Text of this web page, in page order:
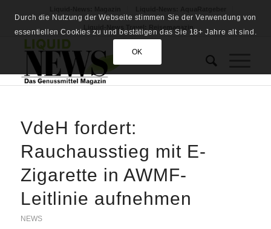
VdeH fordert:
Rauchausstieg mit E-
Zigarette in AWMF-
Leitlinie aufnehmen
NEWS
Durch die Nutzung der Webseite stimmen Sie der Verwendung von
essentiellen Cookies zu und bestätigen das Sie 18+ Jahre alt sind.
OK